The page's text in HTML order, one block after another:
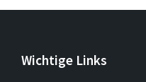
Wichtige Links